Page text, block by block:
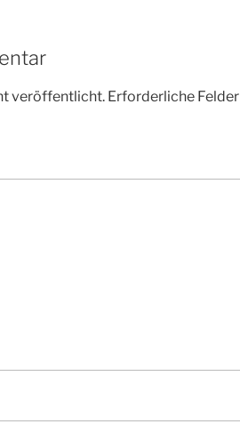
veröffentlicht. Erforderliche Felder